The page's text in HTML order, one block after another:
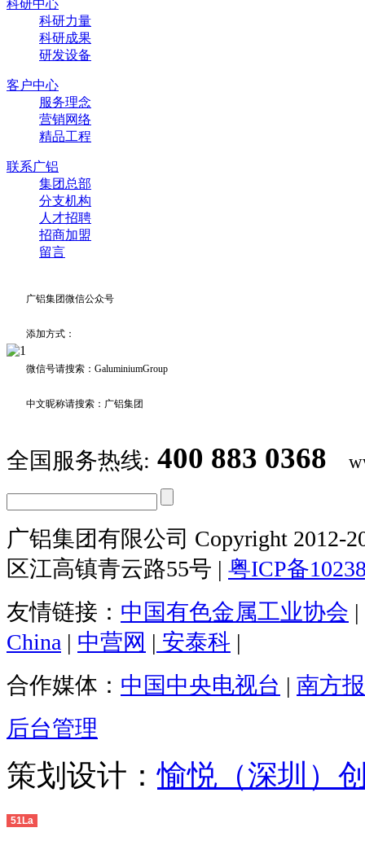
科研中心
科研力量
科研成果
研发设备
客户中心
服务理念
营销网络
精品工程
联系广铝
集团总部
分支机构
人才招聘
招商加盟
留言
广铝集团微信公众号
添加方式：
微信号请搜索：GaluminiumGroup
中文昵称请搜索：广铝集团
全国服务热线: 400 883 0368
广铝集团有限公司 Copyright 2012-
区江高镇青云路55号 | 粤ICP备
友情链接： 中国有色金属工业协会 |
China | 中营网 | 安泰科 |
合作媒体： 中国中央电视台 | 南方
后台管理
策划设计：愉悦（深圳）
51La